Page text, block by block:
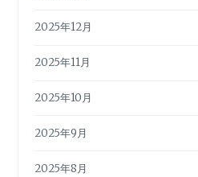
2025年12月
2025年11月
2025年10月
2025年9月
2025年8月